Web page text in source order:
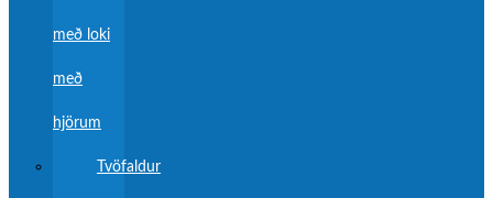
með loki
með
hjörum
Tvöfaldur